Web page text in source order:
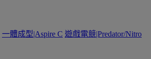
一體成型|Aspire C 遊戲電競|Predator/Nitro